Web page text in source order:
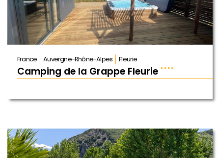
France Auvergne-Rhône-Alpes Fleurie
Camping de la Grappe Fleurie